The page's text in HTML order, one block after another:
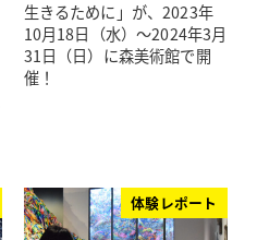
生きるために」が、2023年
10月18日（水）～2024年3月
31日（日）に森美術館で開
催！
体験レポート